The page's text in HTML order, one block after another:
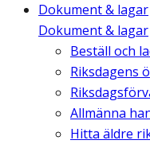
Dokument & lagar
Dokument & lagar
Beställ och
Riksdagens
Allmänna
Hitta äldre